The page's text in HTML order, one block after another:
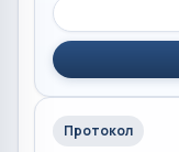
Протокол